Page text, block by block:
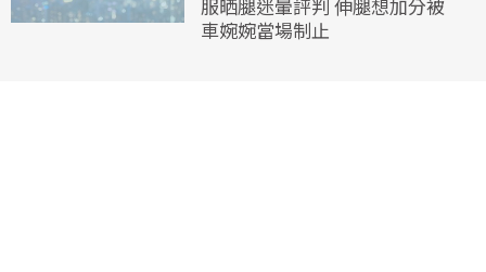
服晒腿迷暈評判 伸腿想加分被
車婉婉當場制止